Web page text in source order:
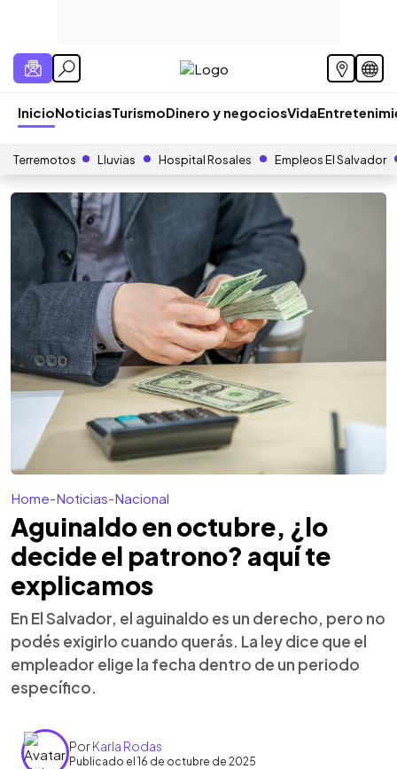
InicioNoticiasTurismoDinero y negociosVida
Terremotos Lluvias Hospital Rosales Empleos El Salvador
Home-Noticias-Nacional
Aguinaldo en octubre, ¿lo
decide el patrono? aquí te
explicamos
En El Salvador, el aguinaldo es un derecho, pero no
podés exigirlo cuando querás. La ley dice que el
empleador elige la fecha dentro de un periodo
específico.
PorKarla Rodas
Publicado el 16 de octubre de 2025